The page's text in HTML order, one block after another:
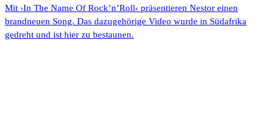
Mit ›In The Name Of Rock’n’Roll‹ präsentieren Nestor einen
brandneuen Song. Das dazugehörige Video wurde in Südafrika
gedreht und ist hier zu bestaunen.